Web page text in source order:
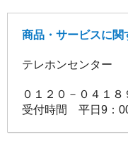
商品・サービスに関
テレホンセンター
０１２０－０４１８
受付時間 平日9：